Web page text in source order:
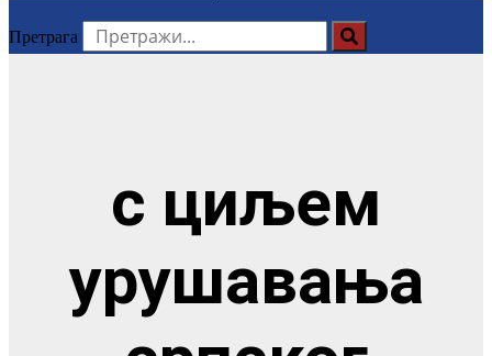
Претрага
с циљем
урушавања